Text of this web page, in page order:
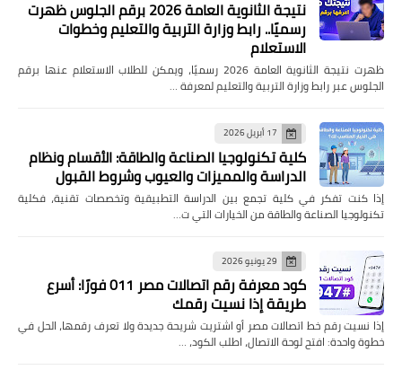
نتيجة الثانوية العامة 2026 برقم الجلوس ظهرت
رسميًا.. رابط وزارة التربية والتعليم وخطوات
الاستعلام
ظهرت نتيجة الثانوية العامة 2026 رسميًا، ويمكن للطلاب الاستعلام عنها برقم
الجلوس عبر رابط وزارة التربية والتعليم لمعرفة …
17 أبريل 2026
كلية تكنولوجيا الصناعة والطاقة: الأقسام ونظام
الدراسة والمميزات والعيوب وشروط القبول
إذا كنت تفكر في كلية تجمع بين الدراسة التطبيقية وتخصصات تقنية، فكلية
تكنولوجيا الصناعة والطاقة من الخيارات التي ت…
29 يونيو 2026
كود معرفة رقم اتصالات مصر 011 فورًا: أسرع
طريقة إذا نسيت رقمك
إذا نسيت رقم خط اتصالات مصر أو اشتريت شريحة جديدة ولا تعرف رقمها، الحل في
خطوة واحدة: افتح لوحة الاتصال، اطلب الكود، …